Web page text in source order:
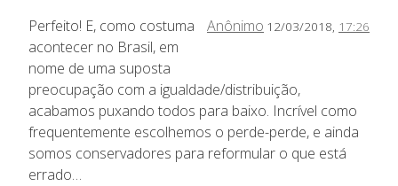
Anônimo 12/03/2018, 17:26
Perfeito! E, como costuma
acontecer no Brasil, em
nome de uma suposta
preocupação com a igualdade/distribuição,
acabamos puxando todos para baixo. Incrível como
frequentemente escolhemos o perde-perde, e ainda
somos conservadores para reformular o que está
errado…